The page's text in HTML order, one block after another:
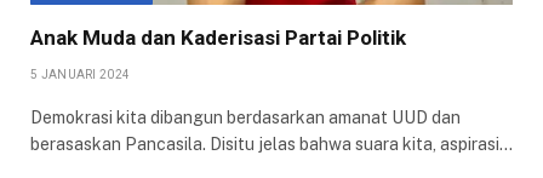
Anak Muda dan Kaderisasi Partai Politik
5 JANUARI 2024
Demokrasi kita dibangun berdasarkan amanat UUD dan
berasaskan Pancasila. Disitu jelas bahwa suara kita, aspirasi…